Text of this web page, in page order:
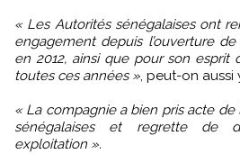
« Les Autorités sénégalaises ont
engagement depuis l’ouverture
en 2012, ainsi que pour son esprit
toutes ces années », peut-on aussi
« La compagnie a bien pris acte
sénégalaises et regrette de
exploitation ».